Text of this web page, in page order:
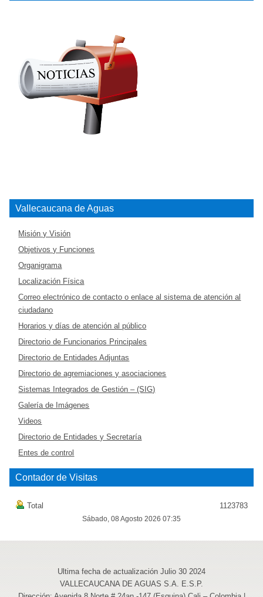
Vallecaucana de Aguas
Misión y Visión
Objetivos y Funciones
Organigrama
Localización Física
Correo electrónico de contacto o enlace al sistema de atención al
ciudadano
Horarios y días de atención al público
Directorio de Funcionarios Principales
Directorio de Entidades Adjuntas
Directorio de agremiaciones y asociaciones
Sistemas Integrados de Gestión – (SIG)
Galería de Imágenes
Videos
Directorio de Entidades y Secretaría
Entes de control
Contador de Visitas
Total 1123783
Sábado, 08 Agosto 2026 07:35
Ultima fecha de actualización Julio 30 2024
VALLECAUCANA DE AGUAS S.A. E.S.P.